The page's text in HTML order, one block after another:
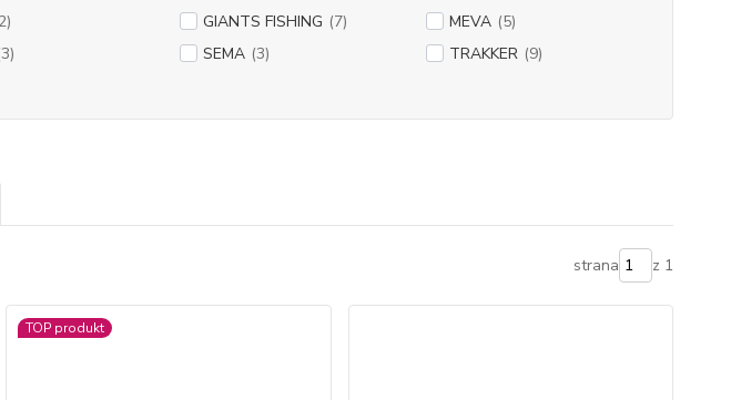
GIANTS FISHING (7) MEVA (5)
SEMA (3) TRAKKER (9)
strana z 1
TOP produkt